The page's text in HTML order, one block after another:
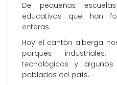
De pequeñas
educativos que han
enteras.
Hoy el cantón alberga
parques industriales,
tecnológicos y
poblados del país.